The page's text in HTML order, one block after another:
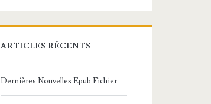
ARTICLES RÉCENTS
Dernières Nouvelles Epub Fichier